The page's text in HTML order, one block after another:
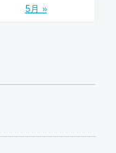
5月 »